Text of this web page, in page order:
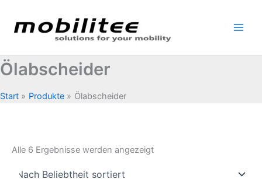
Inhalt
springen
Ölabscheider
Start Produkte Ölabscheider
Alle 6 Ergebnisse werden angezeigtNach